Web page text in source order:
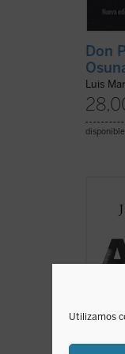
Utilizamos
Don
Luis